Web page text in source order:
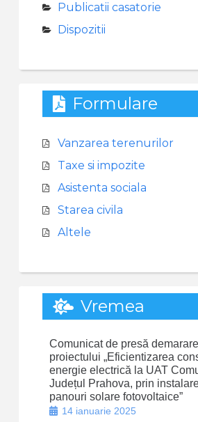
Publicatii casatorie
Dispozitii
Formulare
Vanzarea terenurilor
Taxe si impozite
Asistenta sociala
Starea civila
Altele
Vremea
Comunicat de presă
proiectului „Eficientizarea
energie electrică la UAT
Județul Prahova, prin
panouri solare fotovoltaice”
14 ianuarie 2025